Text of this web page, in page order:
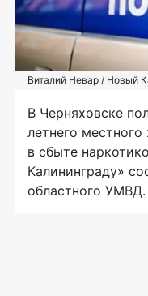
Виталий Невар / Новый
В Черняховске
летнего
в сбыте
Калининграду»
областного УМВД.